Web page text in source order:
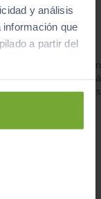
y análisis
que
a partir del
que realizarse en
ya que la DGT está
página web podrás